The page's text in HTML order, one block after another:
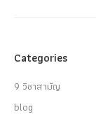
Categories
9 วิชาสามัญ
blog